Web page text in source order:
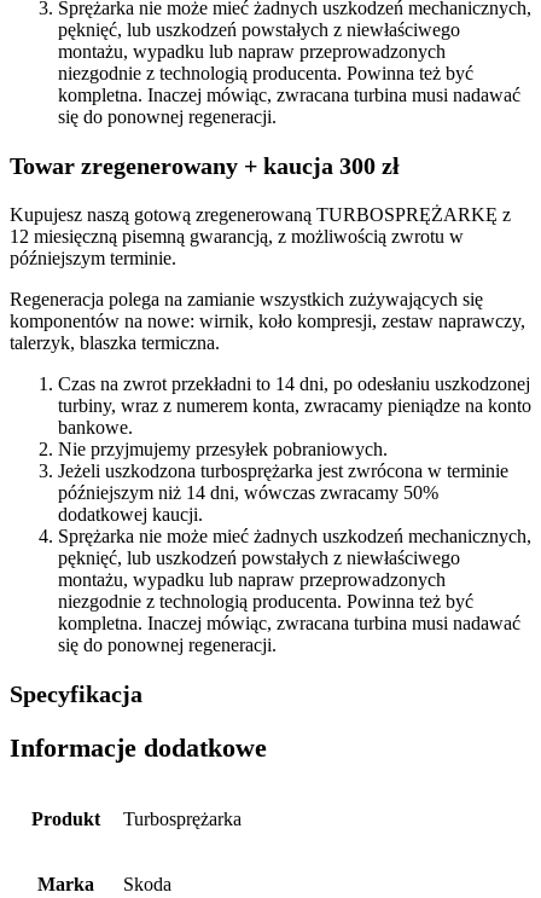
Sprężarka nie może mieć żadnych uszkodzeń mechanicznych,
pęknięć, lub uszkodzeń powstałych z niewłaściwego
montażu, wypadku lub napraw przeprowadzonych
niezgodnie z technologią producenta. Powinna też być
kompletna. Inaczej mówiąc, zwracana turbina musi nadawać
się do ponownej regeneracji.
Towar zregenerowany + kaucja 300 zł
Kupujesz naszą gotową zregenerowaną TURBOSPRĘŻARKĘ z
12 miesięczną pisemną gwarancją, z możliwością zwrotu w
późniejszym terminie.
Regeneracja polega na zamianie wszystkich zużywających się
komponentów na nowe: wirnik, koło kompresji, zestaw naprawczy,
talerzyk, blaszka termiczna.
Czas na zwrot przekładni to 14 dni, po odesłaniu uszkodzonej
turbiny, wraz z numerem konta, zwracamy pieniądze na konto
bankowe.
Nie przyjmujemy przesyłek pobraniowych.
Jeżeli uszkodzona turbosprężarka jest zwrócona w terminie
późniejszym niż 14 dni, wówczas zwracamy 50%
dodatkowej kaucji.
Sprężarka nie może mieć żadnych uszkodzeń mechanicznych,
pęknięć, lub uszkodzeń powstałych z niewłaściwego
montażu, wypadku lub napraw przeprowadzonych
niezgodnie z technologią producenta. Powinna też być
kompletna. Inaczej mówiąc, zwracana turbina musi nadawać
się do ponownej regeneracji.
Specyfikacja
Informacje dodatkowe
Produkt Turbosprężarka
Marka Skoda